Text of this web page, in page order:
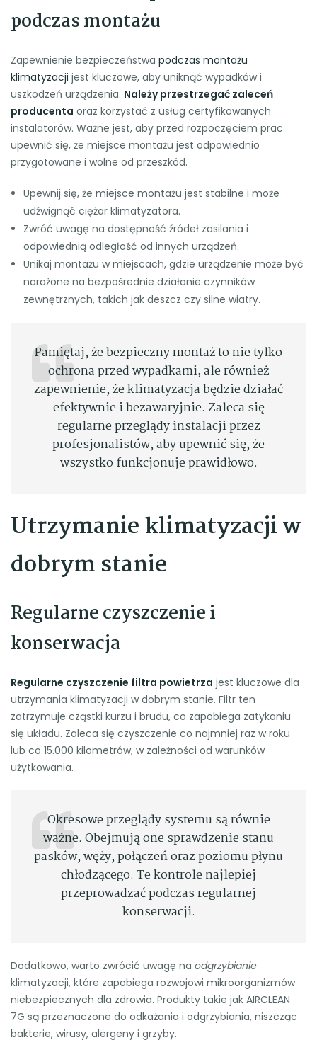
podczas montażu
Zapewnienie bezpieczeństwa podczas montażu
klimatyzacji jest kluczowe, aby uniknąć wypadków i
uszkodzeń urządzenia. Należy przestrzegać zaleceń
producenta oraz korzystać z usług certyfikowanych
instalatorów. Ważne jest, aby przed rozpoczęciem prac
upewnić się, że miejsce montażu jest odpowiednio
przygotowane i wolne od przeszkód.
Upewnij się, że miejsce montażu jest stabilne i może
udźwignąć ciężar klimatyzatora.
Zwróć uwagę na dostępność źródeł zasilania i
odpowiednią odległość od innych urządzeń.
Unikaj montażu w miejscach, gdzie urządzenie może być
narażone na bezpośrednie działanie czynników
zewnętrznych, takich jak deszcz czy silne wiatry.
Pamiętaj, że bezpieczny montaż to nie tylko
ochrona przed wypadkami, ale również
zapewnienie, że klimatyzacja będzie działać
efektywnie i bezawaryjnie. Zaleca się
regularne przeglądy instalacji przez
profesjonalistów, aby upewnić się, że
wszystko funkcjonuje prawidłowo.
Utrzymanie klimatyzacji w
dobrym stanie
Regularne czyszczenie i
konserwacja
Regularne czyszczenie filtra powietrza jest kluczowe dla
utrzymania klimatyzacji w dobrym stanie. Filtr ten
zatrzymuje cząstki kurzu i brudu, co zapobiega zatykaniu
się układu. Zaleca się czyszczenie co najmniej raz w roku
lub co 15.000 kilometrów, w zależności od warunków
użytkowania.
Okresowe przeglądy systemu są równie
ważne. Obejmują one sprawdzenie stanu
pasków, węży, połączeń oraz poziomu płynu
chłodzącego. Te kontrole najlepiej
przeprowadzać podczas regularnej
konserwacji.
Dodatkowo, warto zwrócić uwagę na odgrzybianie
klimatyzacji, które zapobiega rozwojowi mikroorganizmów
niebezpiecznych dla zdrowia. Produkty takie jak AIRCLEAN
7G są przeznaczone do odkażania i odgrzybiania, niszcząc
bakterie, wirusy, alergeny i grzyby.